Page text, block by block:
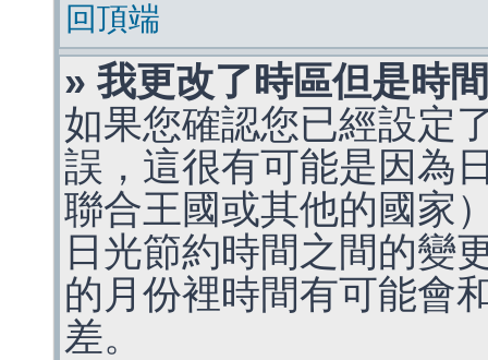
回頂端
» 我更改了時區但是時
如果您確認您已經設定
誤，這很有可能是因為
聯合王國或其他的國家
日光節約時間之間的變
的月份裡時間有可能會
差。